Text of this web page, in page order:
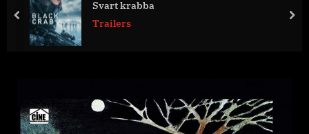
Svart krabba
Trailers
prev